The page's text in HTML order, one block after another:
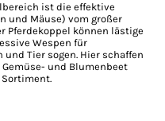
ist die effektive
und Mäuse) vom großer
Pferdekoppel können lästige
Wespen für
Tier sogen. Hier schaffen
und Blumenbeet